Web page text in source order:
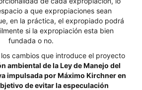
a que expropiaciones sean
en la práctica, el expropiado podrá
si la expropiación esta bien
fundada o no.
cambios que introduce el proyecto
ambiental de la Ley de Manejo del
impulsada por Máximo Kirchner en
de evitar la especulación